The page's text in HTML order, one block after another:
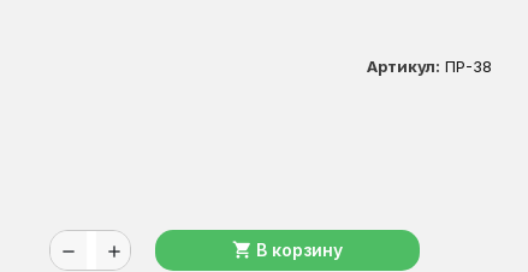
Артикул: ПР-38
remove add shopping_cart В корзину